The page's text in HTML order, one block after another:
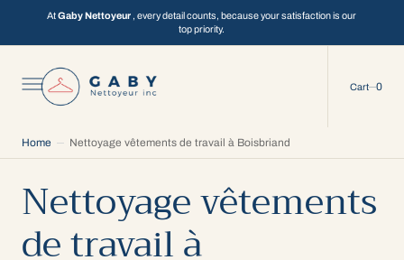
AtGaby Nettoyeur , every detail counts, because your satisfaction is our
top priority.
Cart 00
Home Nettoyage vêtements de travail à Boisbriand
Nettoyage vêtements
de travail à